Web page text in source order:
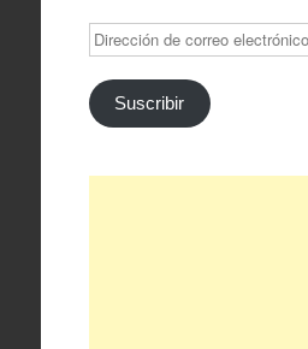
Dirección
de
correo
electrónico
Suscribir